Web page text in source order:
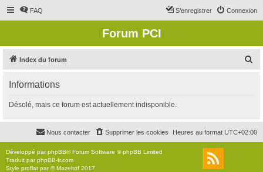
FAQ Connexion
S’enregistrer
Forum PCI
Index du forum
r
c
Informations
Désolé, mais ce forum est actuellement indisponible.
Heures au format UTC+02:00
Supprimer les cookies
Nous contacter
Développé parphpBB® Forum Software © phpBB Limited
Traduit parphpBB-fr.com
Style proflat par ©Mazeltof 2017